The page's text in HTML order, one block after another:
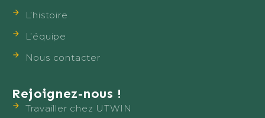
L’histoire
L’équipe
Nous contacter
Rejoignez-nous !
Travailler chez UTWIN